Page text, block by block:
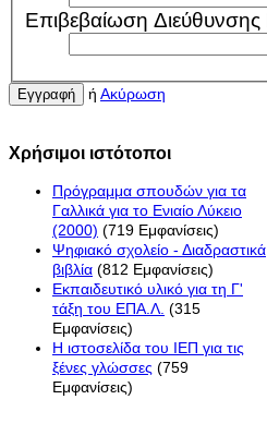
Επιβεβαίωση Διεύθυνσης
Εγγραφή ή Ακύρωση
Χρήσιμοι ιστότοποι
Πρόγραμμα σπουδών για τα
Γαλλικά για το Ενιαίο Λύκειο
(2000) (719 Εμφανίσεις)
Ψηφιακό σχολείο - Διαδραστικά
βιβλία (812 Εμφανίσεις)
Εκπαιδευτικό υλικό για τη Γ'
τάξη του ΕΠΑ.Λ. (315
Εμφανίσεις)
H ιστοσελίδα του ΙΕΠ για τις
ξένες γλώσσες (759
Εμφανίσεις)